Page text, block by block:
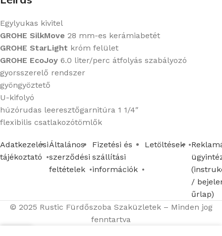
Egylyukas kivitel
GROHE SilkMove 28 mm-es kerámiabetét
GROHE StarLight króm felület
GROHE EcoJoy 6.0 liter/perc átfolyás szabályozó
gyorsszerelő rendszer
gyöngyöztető
U-kifolyó
húzórudas leeresztőgarnitúra 1 1/4″
flexibilis csatlakozótömlők
Adatkezelési
tájékoztató
Általános
szerződési
feltételek
Fizetési és
szállítási
információk
Letöltések
/
űrlap)
© 2025 Rustic Fürdőszoba Szaküzletek – Minden jog
fenntartva